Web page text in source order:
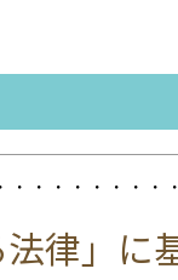
・・・・・・・
律」に